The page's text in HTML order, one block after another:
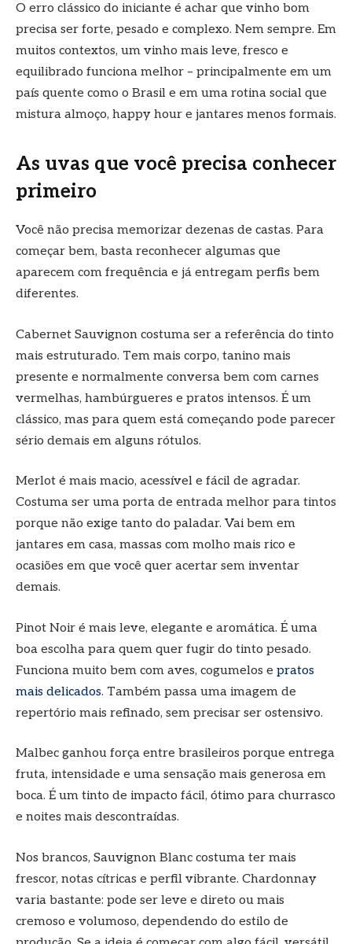
O erro clássico do iniciante é achar que vinho bom
precisa ser forte, pesado e complexo. Nem sempre. Em
muitos contextos, um vinho mais leve, fresco e
equilibrado funciona melhor – principalmente em um
país quente como o Brasil e em uma rotina social que
mistura almoço, happy hour e jantares menos formais.
As uvas que você precisa conhecer
primeiro
Você não precisa memorizar dezenas de castas. Para
começar bem, basta reconhecer algumas que
aparecem com frequência e já entregam perfis bem
diferentes.
Cabernet Sauvignon costuma ser a referência do tinto
mais estruturado. Tem mais corpo, tanino mais
presente e normalmente conversa bem com carnes
vermelhas, hambúrgueres e pratos intensos. É um
clássico, mas para quem está começando pode parecer
sério demais em alguns rótulos.
Merlot é mais macio, acessível e fácil de agradar.
Costuma ser uma porta de entrada melhor para tintos
porque não exige tanto do paladar. Vai bem em
jantares em casa, massas com molho mais rico e
ocasiões em que você quer acertar sem inventar
demais.
Pinot Noir é mais leve, elegante e aromática. É uma
boa escolha para quem quer fugir do tinto pesado.
Funciona muito bem com aves, cogumelos e pratos
mais delicados. Também passa uma imagem de
repertório mais refinado, sem precisar ser ostensivo.
Malbec ganhou força entre brasileiros porque entrega
fruta, intensidade e uma sensação mais generosa em
boca. É um tinto de impacto fácil, ótimo para churrasco
e noites mais descontraídas.
Nos brancos, Sauvignon Blanc costuma ter mais
frescor, notas cítricas e perfil vibrante. Chardonnay
varia bastante: pode ser leve e direto ou mais
cremoso e volumoso, dependendo do estilo de